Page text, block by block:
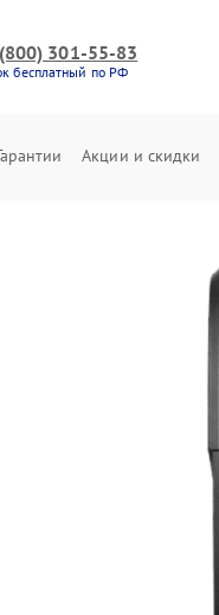
301-55-83
бесплатный по РФ
Акции и скидки